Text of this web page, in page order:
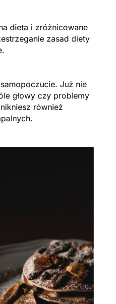
dieta i zróżnicowane
zasad diety
Już nie
głowy czy problemy
również